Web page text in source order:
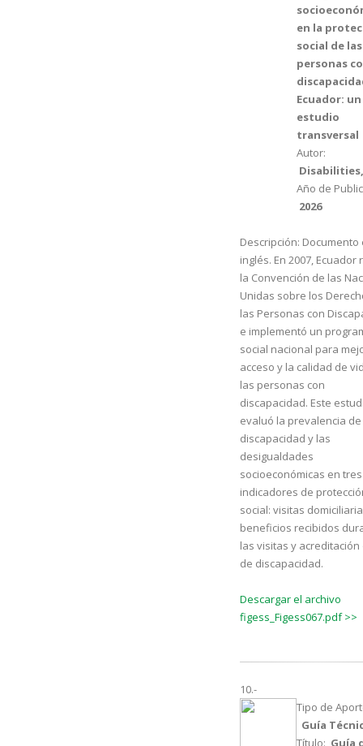
en la
social de las
personas
Ecuador: un
estudio
transversal
Autor:
Año de
2026
Descripción: Documento
inglés. En 2007, Ecuador
la Convención de las
Unidas sobre los
las Personas con
e implementó un
social nacional para
acceso y la calidad de
las personas con
discapacidad. Este
evaluó la prevalencia
discapacidad y las
desigualdades
socioeconómicas en tres
indicadores de
social: visitas
beneficios recibidos
las visitas y acreditación
de discapacidad.
Descargar el archivo
figess_Figess067.pdf >>
10.-
Tipo de
Guía
Título: Guía